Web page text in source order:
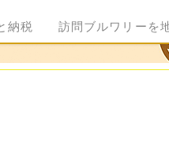
納税 訪問ブルワリーを